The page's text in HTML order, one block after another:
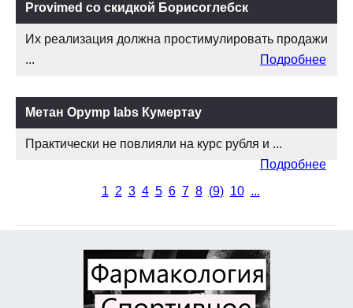
Provimed со скидкой Борисоглебск
Их реализация должна простимулировать продажи
...
Подробнее
Метан Opymp labs Кумертау
Практически не повлияли на курс рубля и ...
Подробнее
1 2 3 4 5 6 7 8 (9) 10 ...